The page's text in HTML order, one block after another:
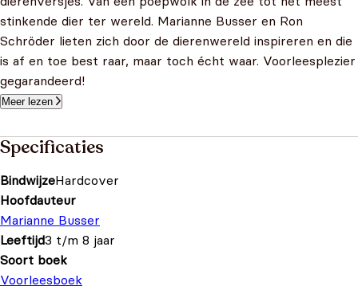
stinkende dier ter wereld. Marianne Busser en Ron
Schröder lieten zich door de dierenwereld inspireren en die
is af en toe best raar, maar toch écht waar. Voorleesplezier
gegarandeerd!
Meer lezen
Specificaties
BindwijzeHardcover
Hoofdauteur
Marianne Busser
Leeftijd3 t/m 8 jaar
Soort boek
Voorleesboek